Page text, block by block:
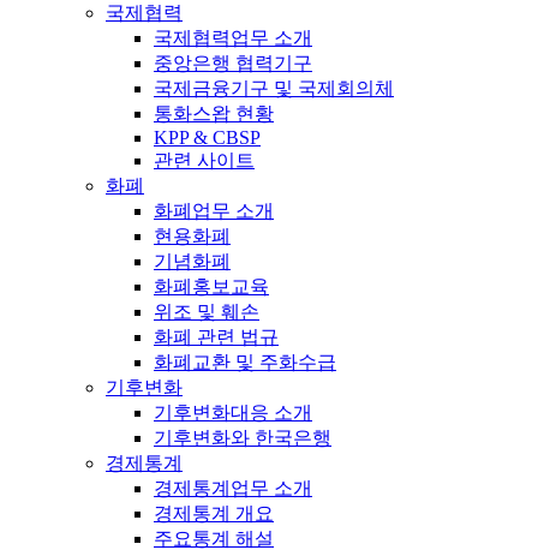
국제협력
국제협력업무 소개
중앙은행 협력기구
국제금융기구 및 국제회의체
통화스왑 현황
KPP & CBSP
관련 사이트
화폐
화폐업무 소개
현용화폐
기념화폐
화폐홍보교육
위조 및 훼손
화폐 관련 법규
화폐교환 및 주화수급
기후변화
기후변화대응 소개
기후변화와 한국은행
경제통계
경제통계업무 소개
경제통계 개요
주요통계 해설